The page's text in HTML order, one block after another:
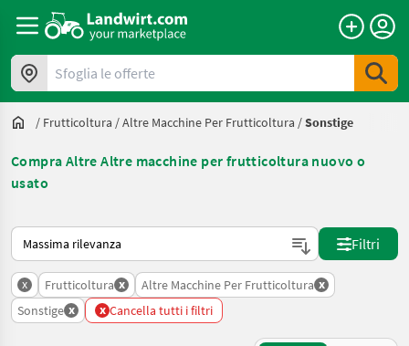
Sfoglia le offerte
/ Frutticoltura /Altre Macchine Per Frutticoltura /Sonstige
Compra Altre Altre macchine per frutticoltura nuovo o
usato
Ecco come viene ordinato su Landwirt.com
Filtri
x Frutticoltura x Altre Macchine Per Frutticoltura x
Sonstige x x Cancella tutti i filtri